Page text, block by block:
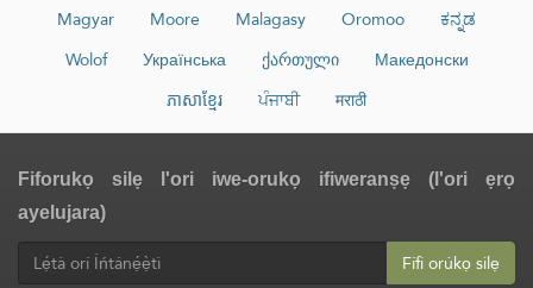
Magyar
Moore Malagasy Oromoo
ಕನ್ನಡ
Wolof
Українська ქართული
Македонски
ភាសាខ្មែរ
ਪੰਜਾਬੀ मराठी
Fiforukọ silẹ l'ori iwe-orukọ ifiweranṣẹ (l'ori ẹrọ
ayelujara)
Fífi orúkọ silẹ